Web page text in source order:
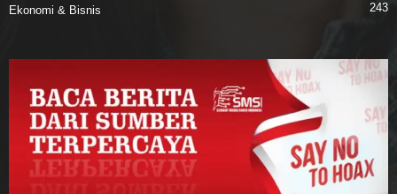
Ekonomi & Bisnis 243